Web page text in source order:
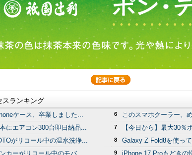
スランキング
ケース、卒業しました...
にエアコン300台即日納品...
がリコール中の温水洗浄...
カーがリコール中のモバ...
6 このスマホクーラー、
7 【今日から】最大30％
8 Galaxy Z Fold8を使っ
9 iPhone 17 Proもどきの